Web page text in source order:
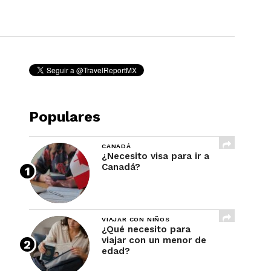
Populares
CANADÁ
¿Necesito visa para ir a
Canadá?
VIAJAR CON NIÑOS
¿Qué necesito para
viajar con un menor de
edad?